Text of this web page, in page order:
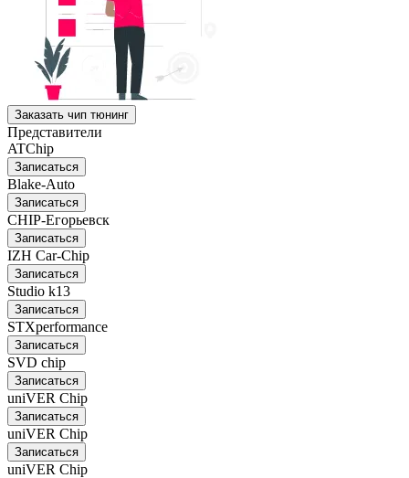
Заказать чип тюнинг
Представители
ATChip
Записаться
Blake-Auto
Записаться
CHIP-Егорьевск
Записаться
IZH Car-Chip
Записаться
Studio k13
Записаться
STXperformance
Записаться
SVD chip
Записаться
uniVER Chip
Записаться
uniVER Chip
Записаться
uniVER Chip